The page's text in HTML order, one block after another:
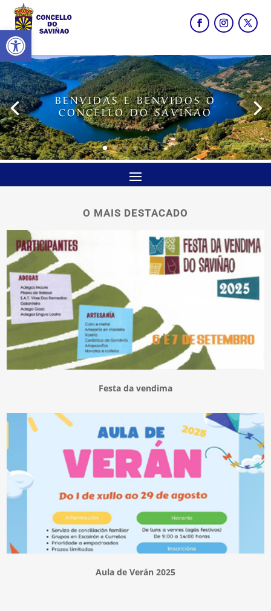
Abrir barra de ferramentas
BENVIDAS E BENVIDOS O
CONCELLO DO SAVIÑAO
O MAIS DESTACADO
Festa da vendima
Aula de Verán 2025